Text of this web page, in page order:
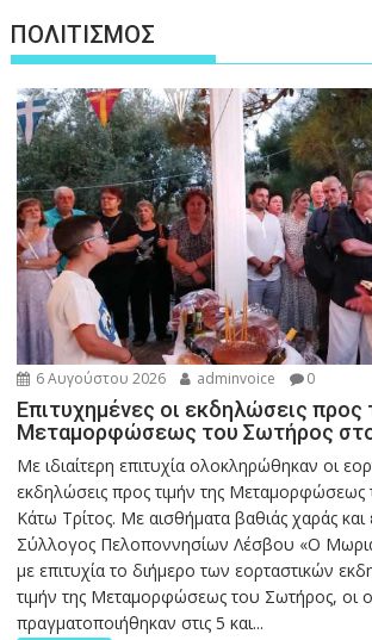
ΠΟΛΙΤΙΣΜΟΣ
6 Αυγούστου 2026 adminvoice 0
Επιτυχημένες οι εκδηλώσεις προς
Μεταμορφώσεως του Σωτήρος
Με ιδιαίτερη επιτυχία ολοκληρώθηκαν οι
εκδηλώσεις προς τιμήν της
Κάτω Τρίτος. Με αισθήματα βαθιάς χαράς
Σύλλογος Πελοποννησίων Λέσβου «Ο
με επιτυχία το διήμερο των εορταστικών
τιμήν της Μεταμορφώσεως του Σωτήρος, οι
πραγματοποιήθηκαν στις 5 και...